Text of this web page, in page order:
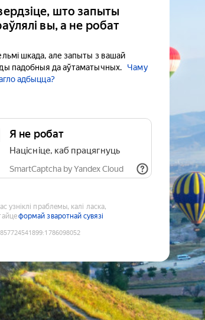
што запыты
вы, а не робат
шкада, але запыты з вашай
падобныя да аўтаматычных.
Чаму
адбыцца?
Я не робат
Націсніце, каб працягнуць
SmartCaptcha by Yandex Cloud
узніклі праблемы, калі ласка,
формай зваротнай сувязі
:1786098052